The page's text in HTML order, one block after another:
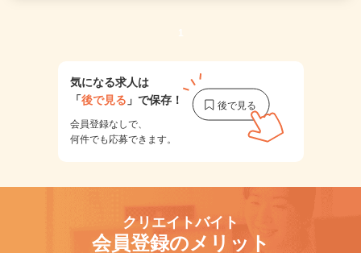
1
気になる求人は
「後で見る 」で保存！
会員登録なしで、
何件でも応募できます。
クリエイトバイト
会員登録のメリット